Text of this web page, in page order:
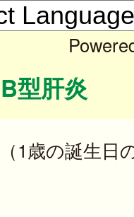
B型肝炎
1歳の誕生日